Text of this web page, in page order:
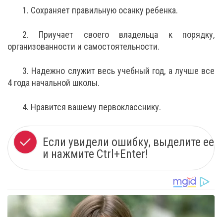
1. Сохраняет правильную осанку ребенка.
2. Приучает своего владельца к порядку,
организованности и самостоятельности.
3. Надежно служит весь учебный год, а лучше все
4 года начальной школы.
4. Нравится вашему первокласснику.
Если увидели ошибку, выделите ее
и нажмите Ctrl+Enter!